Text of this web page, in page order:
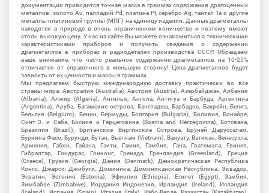
документации приводится точная масса в граммах содержания драгоценных
металлов: золото Au, палладий Pd, платина Pt, серебро Ag, тантал Ta и другие
металлы платиновой группы (МПГ) на единицу изделия. Данные драгметаллы
находятся в природе в очень ограниченном количестве и поэтому имеют
столь высокую цену. У нас на сайте Вы можете ознакомиться с техническими
характеристиками приборов и получить сведения о содержании
драгметаллов в приборах и радиодеталях производства СССР. Обращаем
ваше внимание, что часто реальное содержание драгметаллов на 10-25%
отличается от справочного в меньшую сторону! Цена драгметаллов будет
зависить от их ценности и массы в граммах.
Мы предлагаем быструю международную доставку практически во все
страны мира: Австралия (Australia), Австрия (Austria), Азербайджан, Албания
(Albania), Алжир (Algeria), Ангилья, Ангола, Антигуа и Барбуда, Аргентина
(Argentina), Аруба, Багамские острова, Бангладеш, Барбадос, Бахрейн, Белиз,
Бельгия (Belgium), Бенин, Бермуды, Болгария (Bulgaria), Боливия, Бонайре,
Синт-Э. и Саба, Босния и Герцеговина (Bosnia and Herzegovina), Ботсвана,
Бразилия (Brazil), Британские Виргинские Острова, Бруней Даруссалам,
Буркина Фасо, Бурунди, Бутан, Вьетнам (Vietnam), Вануату, Ватикан, Венесуэла,
Армения, Габон, Гайана, Гаити, Гамия, Гамбия, Гана, Гватемала, Гвинея,
Гибралтар, Гондурас, Гонконг, Гренада, Гренландия (Greenland), Греция
(Greece), Грузия (Georgia), Дания (Denmark), Демократическая Республика
Конго, Джерси, Джибути, Доминика, Доминиканская Республика, Эквадор,
Эсватин, Эстония (Estonia), Эфиопия (Ethiopia), Египет (Egypt), Замбия,
Зимбабве (Zimbabwe), Иордания Индонезия, Ирландия (Ireland), Исландия